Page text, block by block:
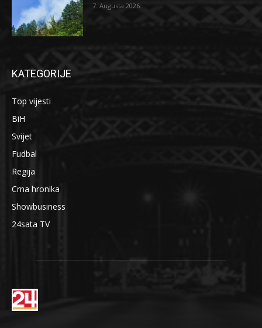
7. Augusta 2026.
KATEGORIJE
Top vijesti
BiH
Svijet
Fudbal
Regija
Crna hronika
Showbusiness
24sata TV